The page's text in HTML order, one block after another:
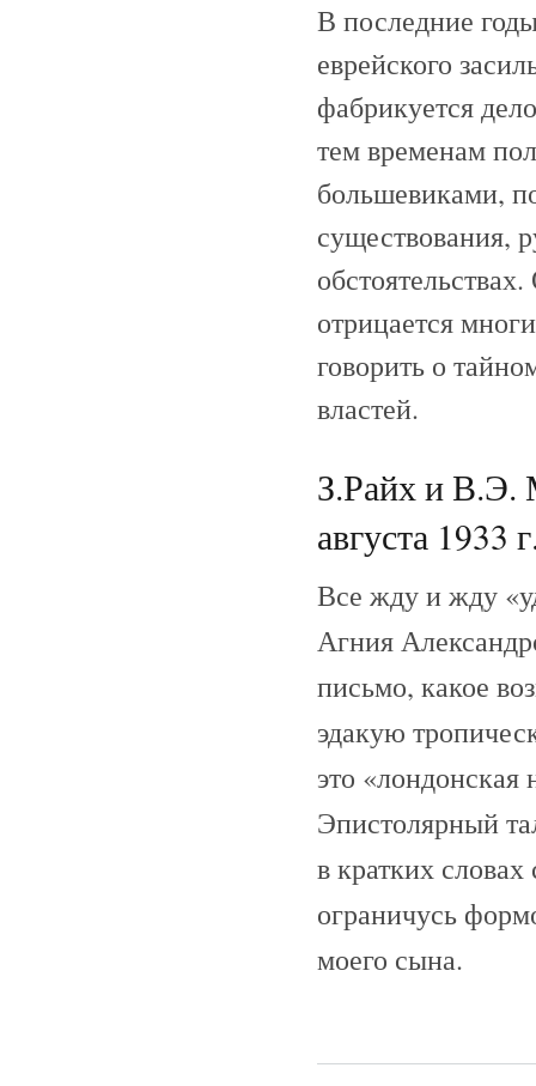
В последние
еврейского
фабрикуется
тем временам
большевиками,
существования,
отрицается
говорить о
властей.
З.Райх и
августа 1933
Все жду и жду
Агния
письмо, какое
эдакую
это
Эпистолярный
в кратких
ограничусь
моего сына.